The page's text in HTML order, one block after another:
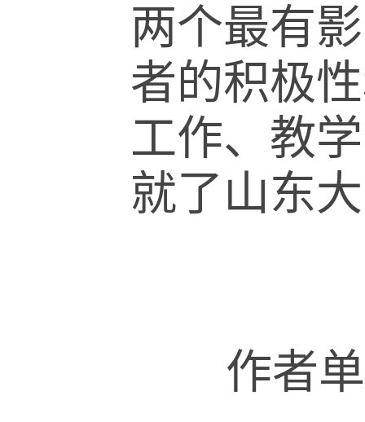
两个最有
者的积极
工作、教
就了山东
作者